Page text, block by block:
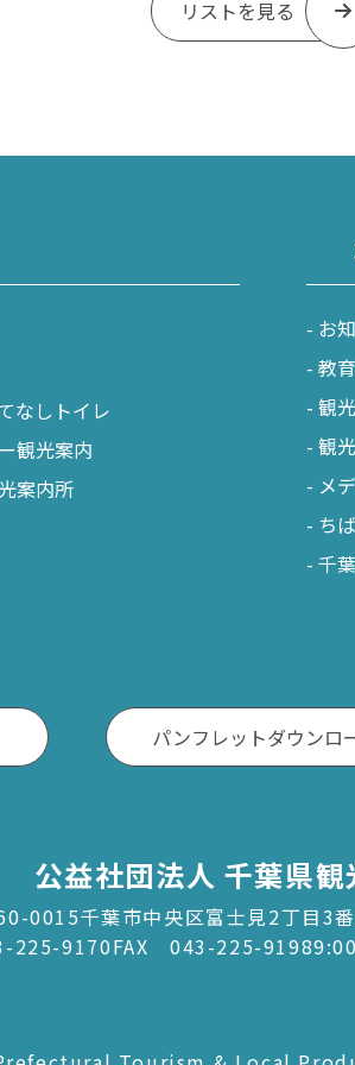
リストを見る
なしトイレ
観光案内
案内所
お
教
観
観
メ
ち
千
パンフレットダウンロ
公益社団法人 千葉県
0015千葉市中央区富士見2丁目3
225-9170FAX 043-225-9198